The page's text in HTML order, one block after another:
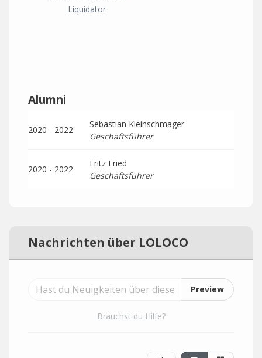
Liquidator
Alumni
2020 - 2022
Sebastian Kleinschmager
Geschäftsführer
2020 - 2022
Fritz Fried
Geschäftsführer
Nachrichten über LOLOCO
Preview
Brauchst du Hilfe?